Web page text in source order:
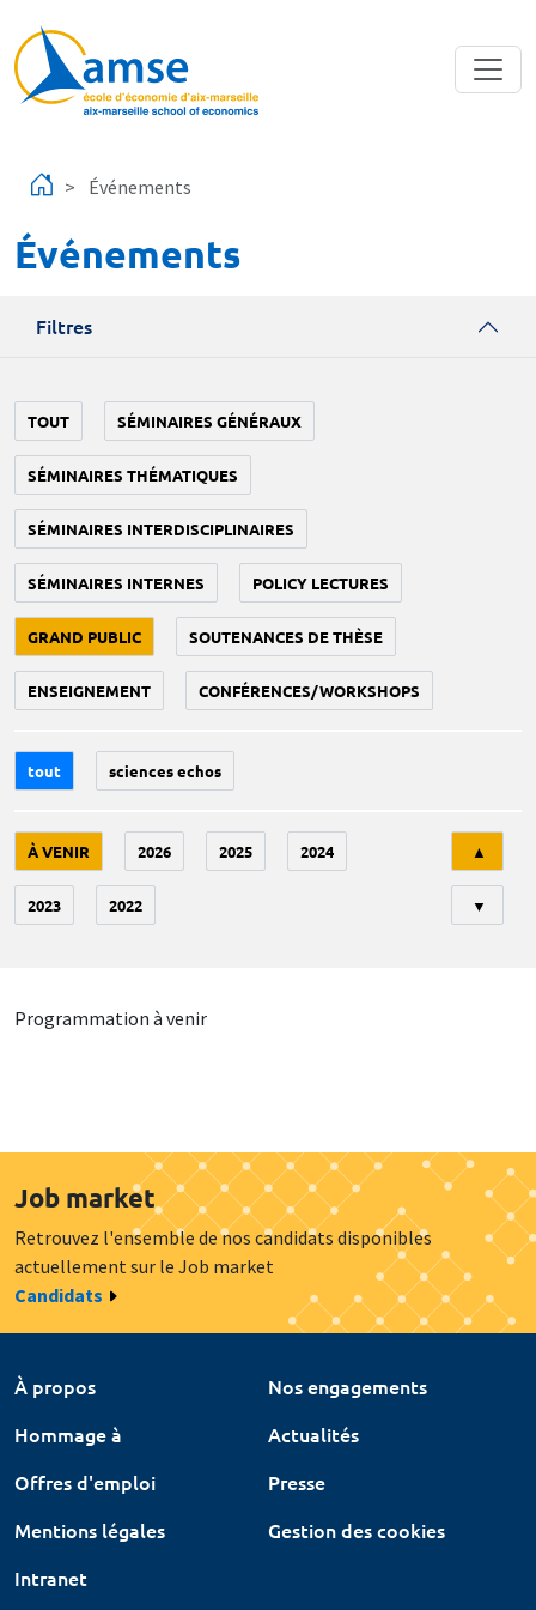
Événements
Événements
Filtres
TOUT SÉMINAIRES GÉNÉRAUX
SÉMINAIRES THÉMATIQUES
SÉMINAIRES INTERDISCIPLINAIRES
SÉMINAIRES INTERNES POLICY LECTURES
GRAND PUBLIC SOUTENANCES DE THÈSE
ENSEIGNEMENT CONFÉRENCES/WORKSHOPS
tout sciences echos
À VENIR 2026 2025 2024
2023 2022
▲
▼
Programmation à venir
Job market
Retrouvez l'ensemble de nos candidats disponibles
actuellement sur le Job market
Candidats
À propos
Nos engagements
Hommage à
Actualités
Offres d'emploi
Presse
Mentions légales
Gestion des cookies
Intranet